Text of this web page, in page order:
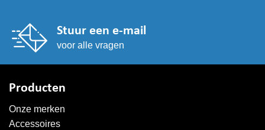
Stuur een e-mail
voor alle vragen
Producten
Onze merken
Accessoires